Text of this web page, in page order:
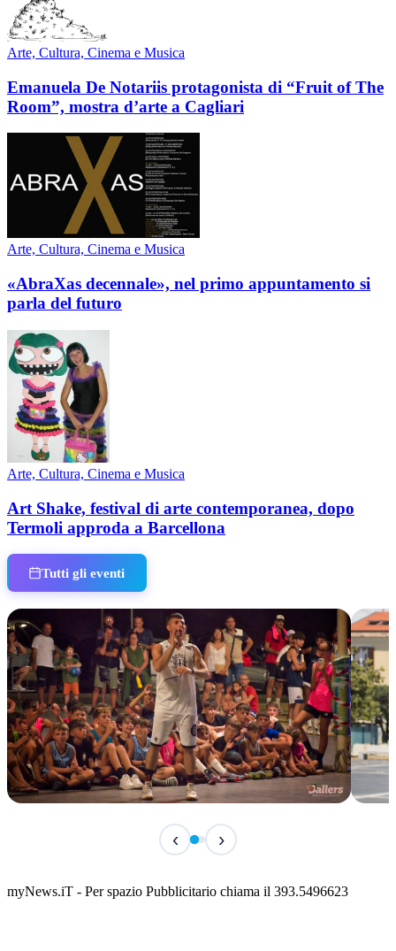
Arte, Cultura, Cinema e Musica
Emanuela De Notariis protagonista di “Fruit of The
Room”, mostra d’arte a Cagliari
Arte, Cultura, Cinema e Musica
«AbraXas decennale», nel primo appuntamento si
parla del futuro
Arte, Cultura, Cinema e Musica
Art Shake, festival di arte contemporanea, dopo
Termoli approda a Barcellona
Tutti gli eventi
Classic Contest 3vs3 Memorial Michele
📅 6 Agosto 2026 · 09:00 · 📍 Lungomare C. Colombo
‹ ›
myNews.iT - Per spazio Pubblicitario chiama il 393.5496623